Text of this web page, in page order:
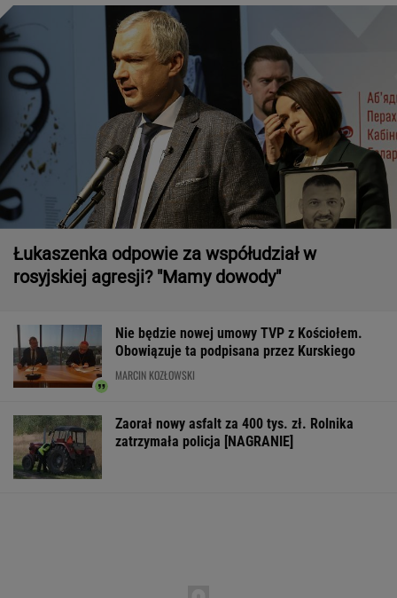
Łukaszenka odpowie za współudział w
rosyjskiej agresji? "Mamy dowody"
Nie będzie nowej umowy TVP z Kościołem.
Obowiązuje ta podpisana przez Kurskiego
MARCIN KOZŁOWSKI
Zaorał nowy asfalt za 400 tys. zł. Rolnika
zatrzymała policja [NAGRANIE]